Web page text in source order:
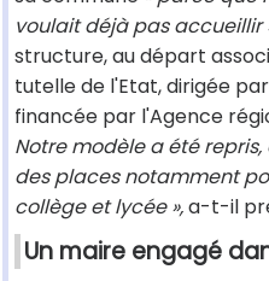
voulait déjà pas accueillir
structure, au départ
tutelle de l'Etat, dirigée
financée par l'Agence
Notre modèle a été
des places notamment
collège et lycée »,a-t-il
Un maire engagé